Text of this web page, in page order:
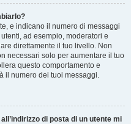
e indicano il numero di messaggi
ad esempio, moderatori e
direttamente il tuo livello. Non
necessari solo per aumentare il tuo
questo comportamento e
il numero dei tuoi messaggi.
di posta di un utente mi